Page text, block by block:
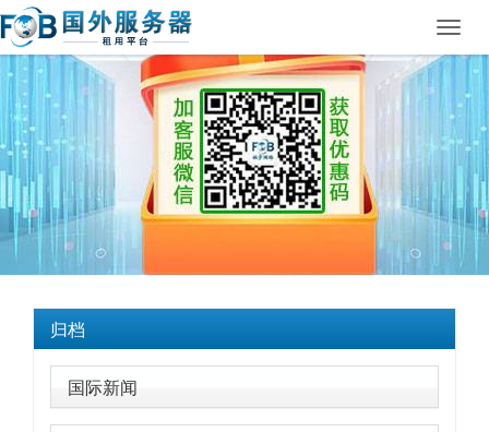
归档
国际新闻